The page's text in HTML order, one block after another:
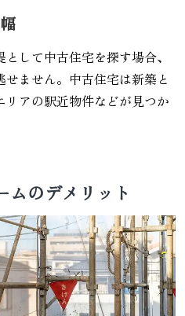
して中古住宅を探す場合、
ません。中古住宅は新築と
アの駅近物件などが見つか
ムのデメリット